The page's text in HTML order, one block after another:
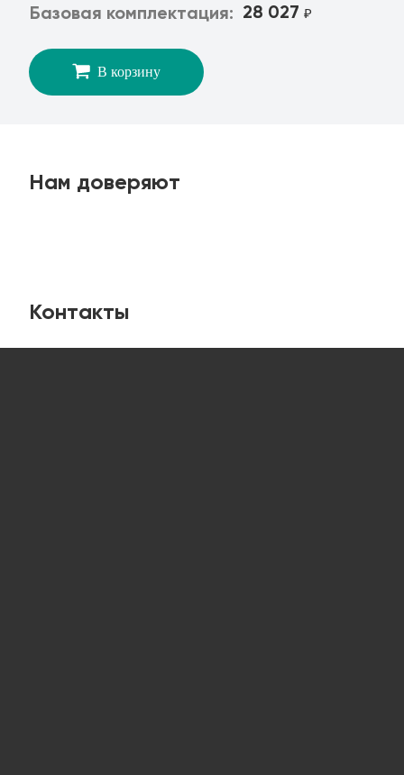
Базовая комплектация: 28 027 ₽
В корзину
Нам доверяют
Контакты